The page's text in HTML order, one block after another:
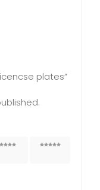
plates”
of 5 5 of 5